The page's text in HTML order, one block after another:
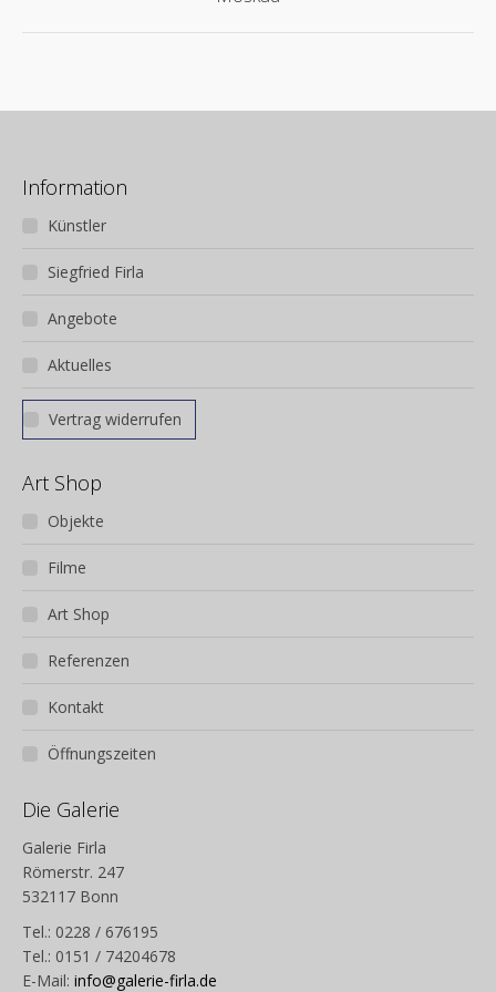
Information
Künstler
Siegfried Firla
Angebote
Aktuelles
Vertrag widerrufen
Art Shop
Objekte
Filme
Art Shop
Referenzen
Kontakt
Öffnungszeiten
Die Galerie
Galerie Firla
Römerstr. 247
532117 Bonn
Tel.: 0228 / 676195
Tel.: 0151 / 74204678
E-Mail: info@galerie-firla.de